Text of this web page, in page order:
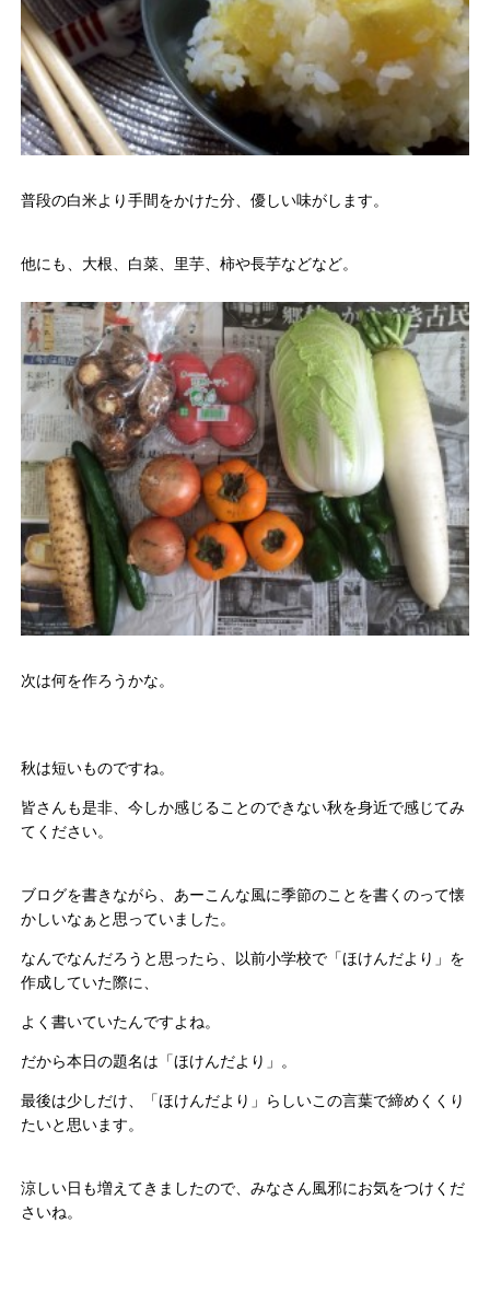
普段の白米より手間をかけた分、優しい味がします。
他にも、大根、白菜、里芋、柿や長芋などなど。
次は何を作ろうかな。
秋は短いものですね。
皆さんも是非、今しか感じることのできない秋を身近で感じてみ
てください。
ブログを書きながら、あーこんな風に季節のことを書くのって懐
かしいなぁと思っていました。
なんでなんだろうと思ったら、以前小学校で「ほけんだより」を
作成していた際に、
よく書いていたんですよね。
だから本日の題名は「ほけんだより」。
最後は少しだけ、「ほけんだより」らしいこの言葉で締めくくり
たいと思います。
涼しい日も増えてきましたので、みなさん風邪にお気をつけくだ
さいね。